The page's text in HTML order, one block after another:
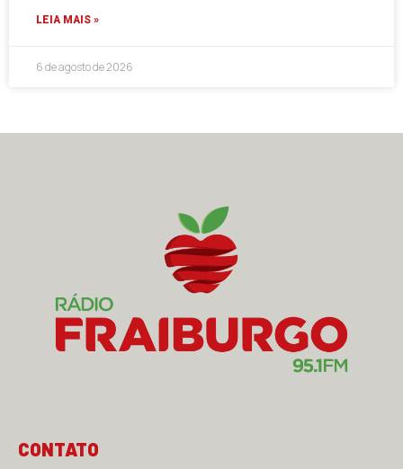
LEIA MAIS »
6 de agosto de 2026
CONTATO